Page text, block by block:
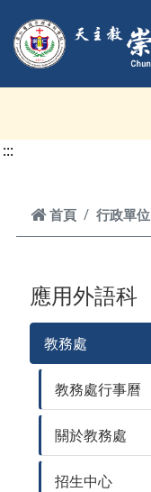
:::
首頁
首頁 行政單位
應用外語科
教務處
教務處行事曆
關於教務處
招生中心